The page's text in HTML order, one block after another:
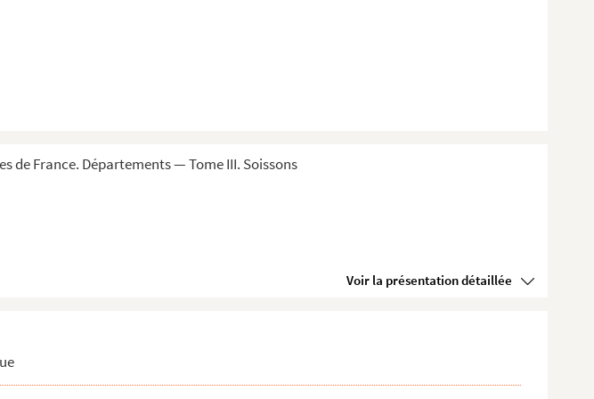
de France. Départements — Tome III. Soissons
Voir la présentation détaillée
Fri...
iné...
p...
garde du...